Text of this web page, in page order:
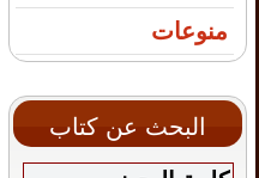
منوعات
البحث عن كتاب